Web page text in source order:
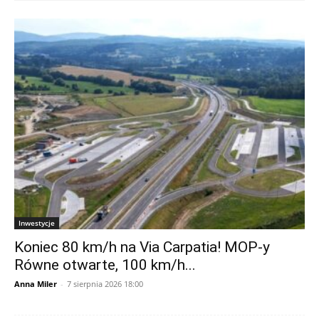
Inwestycje
Koniec 80 km/h na Via Carpatia! MOP-y
Równe otwarte, 100 km/h...
Anna Miler - 7 sierpnia 2026 18:00